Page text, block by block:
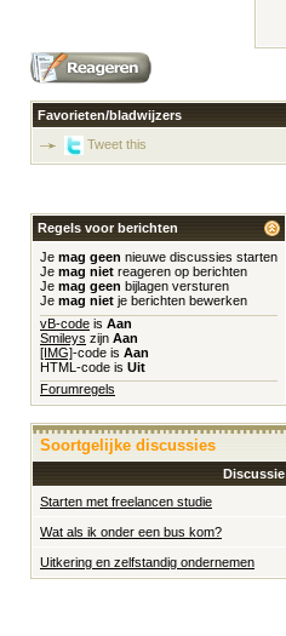
Favorieten/bladwijzers
Tweet this
Regels voor berichten
Je mag geen nieuwe discussies starten
Je mag niet reageren op berichten
Je mag geen bijlagen versturen
Je mag niet je berichten bewerken
vB-code is Aan
Smileys zijn Aan
[IMG]-code is Aan
HTML-code is Uit
Forumregels
Soortgelijke discussies
Discussie
Starten met freelancen studie
Wat als ik onder een bus kom?
Uitkering en zelfstandig ondernemen